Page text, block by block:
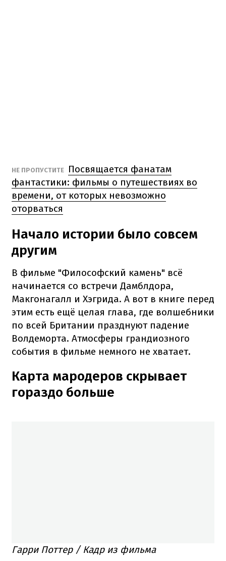
НЕ ПРОПУСТИТЕ
Посвящается фанатам
фантастики: фильмы о путешествиях во
времени, от которых невозможно
оторваться
Начало истории было совсем
другим
В фильме "Философский камень" всё
начинается со встречи Дамблдора,
Макгонагалл и Хэгрида. А вот в книге перед
этим есть ещё целая глава, где волшебники
по всей Британии празднуют падение
Волдеморта. Атмосферы грандиозного
события в фильме немного не хватает.
Карта мародеров скрывает
гораздо больше
Гарри Поттер / Кадр из фильма